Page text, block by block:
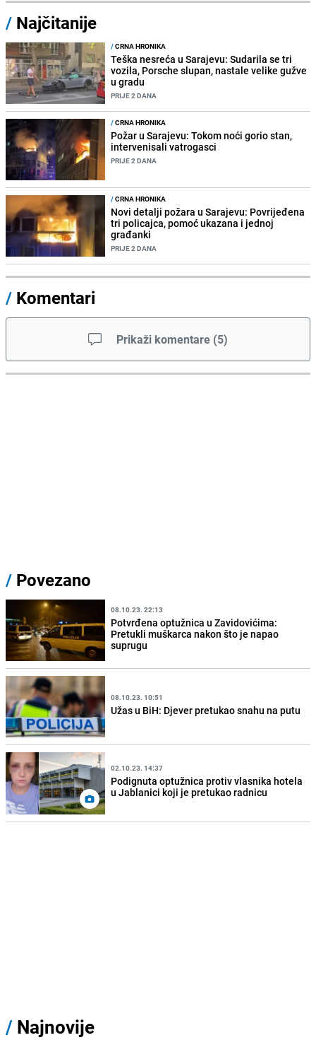
/ Najčitanije
/CRNA HRONIKA
Teška nesreća u Sarajevu: Sudarila se tri
vozila, Porsche slupan, nastale velike gužve
u gradu
PRIJE 2 DANA
/CRNA HRONIKA
Požar u Sarajevu: Tokom noći gorio stan,
intervenisali vatrogasci
PRIJE 2 DANA
/CRNA HRONIKA
Novi detalji požara u Sarajevu: Povrijeđena
tri policajca, pomoć ukazana i jednoj
građanki
PRIJE 2 DANA
/ Komentari
Prikaži komentare (5)
/ Povezano
08.10.23. 22:13
Potvrđena optužnica u Zavidovićima:
Pretukli muškarca nakon što je napao
suprugu
08.10.23. 10:51
Užas u BiH: Djever pretukao snahu na putu
02.10.23. 14:37
Podignuta optužnica protiv vlasnika hotela
u Jablanici koji je pretukao radnicu
/ Najnovije